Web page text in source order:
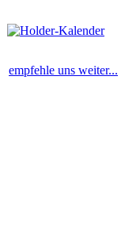
empfehle uns weiter...